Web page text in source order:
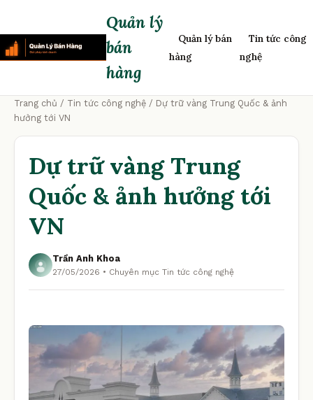
Quản lý
bán
hàng
Quản lý bán
hàng
Tin tức công
nghệ
Trang chủ / Tin tức công nghệ / Dự trữ vàng Trung Quốc & ảnh
hưởng tới VN
Dự trữ vàng Trung
Quốc & ảnh hưởng tới
VN
Trần Anh Khoa
27/05/2026 • Chuyên mục Tin tức công nghệ